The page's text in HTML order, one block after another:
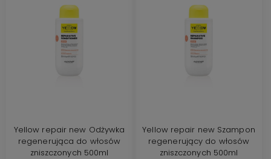
Yellow repair new Odżywka
regenerująca do włosów
zniszczonych 500ml
Yellow repair new Szampon
regenerujący do włosów
zniszczonych 500ml